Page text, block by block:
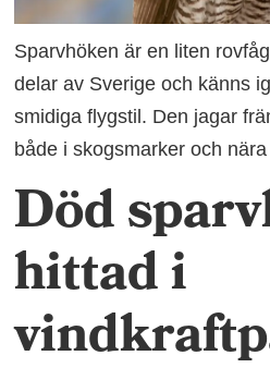
Sparvhöken är en liten
delar av Sverige och känns
smidiga flygstil. Den jagar
både i skogsmarker och
Död
hittad i